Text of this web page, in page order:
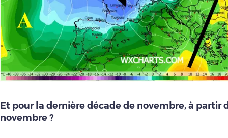
Et pour la dernière décade de novembre, à partir
novembre ?